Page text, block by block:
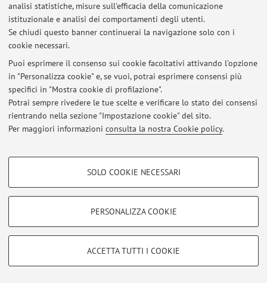
analisi statistiche, misure sull'efficacia della comunicazione
istituzionale e analisi dei comportamenti degli utenti.
Se chiudi questo banner continuerai la navigazione solo con i
cookie necessari.
Puoi esprimere il consenso sui cookie facoltativi attivando l'opzione
in "Personalizza cookie" e, se vuoi, potrai esprimere consensi più
specifici in "Mostra cookie di profilazione".
Potrai sempre rivedere le tue scelte e verificare lo stato dei consensi
rientrando nella sezione "Impostazione cookie" del sito.
Per maggiori informazioni consulta la nostra Cookie policy.
COOKIE DI PROFILAZIONE - FACOLTATIVI
COOKIE TECNICI - NECESSARI
Si tratta di cookie tecnici utilizzati, a titolo esemplificativo, per il corretto
SOLO COOKIE NECESSARI
PERSONALIZZA COOKIE
ACCETTA TUTTI I COOKIE
Ultimi avvisi
Al momento non sono presenti avvisi.
Area riservata
Accedi tramite login per gestire tutti i contenuti del sito.
© 2026 - ALMA MATER STUDIORUM - Università di Bologna - Via
Zamboni, 33 - 40126 Bologna - Partita IVA: 01131710376
Privacy|Note legali|Impostazioni Cookie